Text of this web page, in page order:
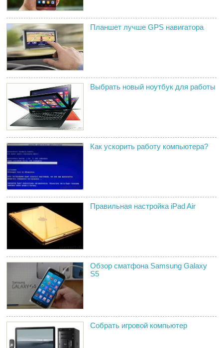
Планшет лучше GPS навигатора
Выбрать новый ноутбук для работы
Как ускорить работу компьютера?
Правильная настройка iPad Air
Обзор сматфона Samsung Galaxy
S5
Собрать игровой компьютер